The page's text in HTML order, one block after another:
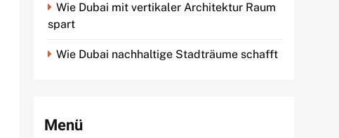
Wie Dubai mit vertikaler Architektur Raum
spart
Wie Dubai nachhaltige Stadträume schafft
Menü